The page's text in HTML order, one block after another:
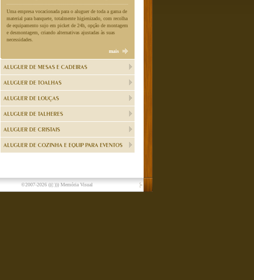
Uma empresa vocacionada para o aluguer de toda a gama de
material para banquete, totalmente higienizado, com recolha
de equipamento sujo em picket de 24h, opção de montagem
e desmontagem, criando alternativas ajustadas às suas
necessidades.
mais
ALUGUER DE MESAS E CADEIRAS
ALUGUER DE TOALHAS
ALUGUER DE LOUÇAS
ALUGUER DE TALHERES
ALUGUER DE CRISTAIS
ALUGUER DE COZINHA E EQUIP PARA EVENTOS
©2007-2026 (((:))) Memória Visual